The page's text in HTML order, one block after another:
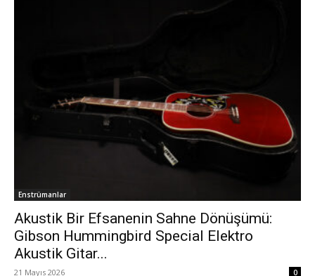
Enstrümanlar
Akustik Bir Efsanenin Sahne Dönüşümü:
Gibson Hummingbird Special Elektro
Akustik Gitar...
21 Mayıs 2026 0